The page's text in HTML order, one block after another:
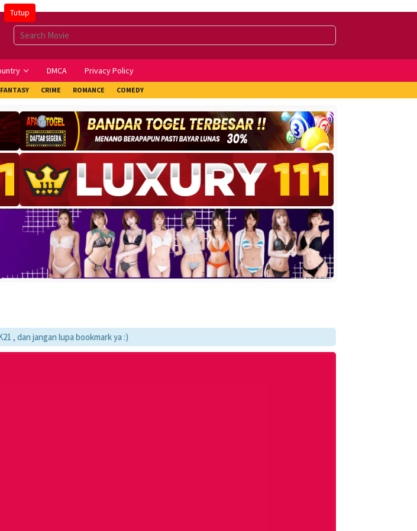
Tutup
DMCA Privacy Policy
FANTASY CRIME ROMANCE COMEDY
jangan lupa bookmark ya :)